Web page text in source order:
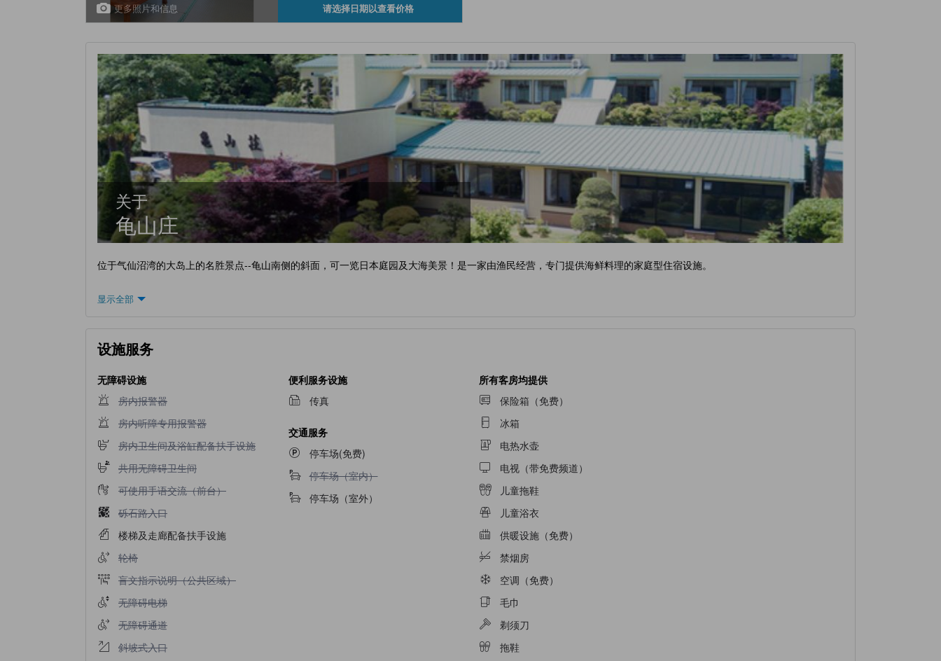
更多照片和信息 请选择日期以查看价格
关于
龟山庄
位于气仙沼湾的大岛上的名胜景点--龟山南侧的斜面，可一览日本庭园及大海美景！是一家由渔民经营，专门提供海鲜料理的家庭型住宿设施。
显示全部
设施服务
无障碍设施
不提供房内报警器
房内报警器
不提供房内听障专用报警器
房内听障专用报警器
不提供房内卫生间及浴缸配备扶手设施
房内卫生间及浴缸配备扶手设施
不提供共用无障碍卫生间
共用无障碍卫生间
不提供可使用手语交流（前台）
可使用手语交流（前台）
不提供砾石路入口
砾石路入口
楼梯及走廊配备扶手设施
不提供轮椅
轮椅
不提供盲文指示说明（公共区域）
盲文指示说明（公共区域）
不提供无障碍电梯
无障碍电梯
不提供无障碍通道
无障碍通道
不提供斜坡式入口
斜坡式入口
便利服务设施
传真
交通服务
停车场(免费)
不提供停车场（室内）
停车场（室内）
停车场（室外）
所有客房均提供
保险箱（免费）
冰箱
电热水壶
电视（带免费频道）
儿童拖鞋
儿童浴衣
供暖设施（免费）
禁烟房
空调（免费）
毛巾
剃须刀
拖鞋